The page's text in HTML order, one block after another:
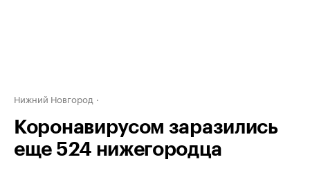
Нижний Новгород
Коронавирусом заразились
еще 524 нижегородца